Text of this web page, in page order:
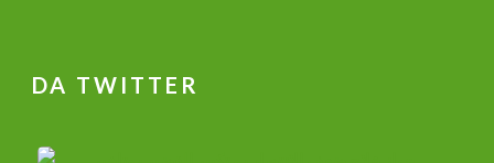
DA TWITTER